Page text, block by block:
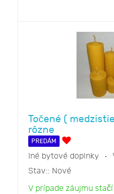
Točené (
rôzne
PREDÁM
Iné bytové doplnky
Stav:: Nové
V prípade záujmu